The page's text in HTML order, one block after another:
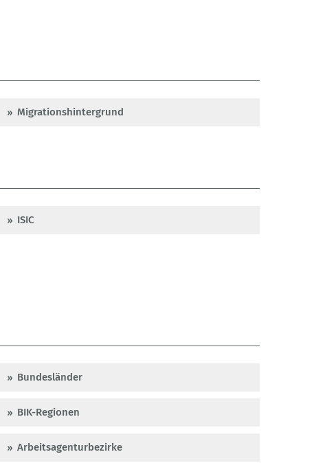
Migrationshintergrund
ISIC
Bundesländer
BIK-Regionen
Arbeitsagenturbezirke